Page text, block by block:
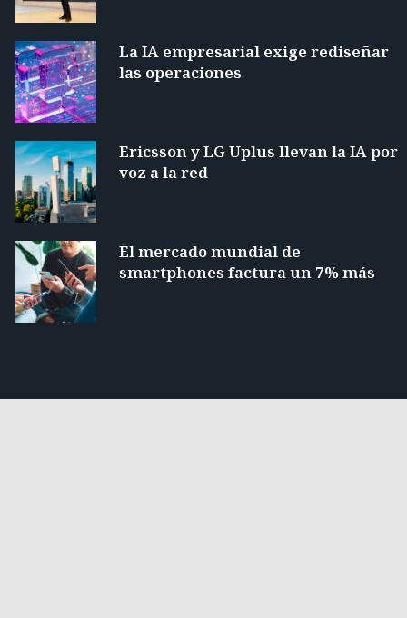
La IA empresarial exige rediseñar
las operaciones
Ericsson y LG Uplus llevan la IA por
voz a la red
El mercado mundial de
smartphones factura un 7% más